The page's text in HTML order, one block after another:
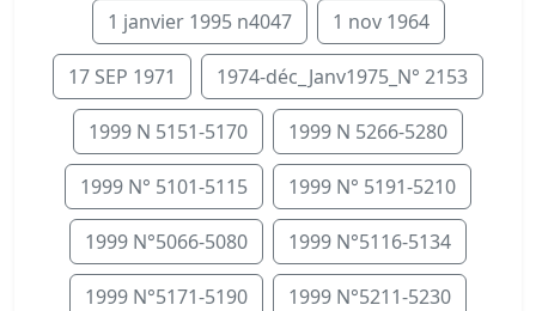
1 janvier 1995 n4047 1 nov 1964
17 SEP 1971 1974-déc_Janv1975_N° 2153
1999 N 5151-5170 1999 N 5266-5280
1999 N° 5101-5115 1999 N° 5191-5210
1999 N°5066-5080 1999 N°5116-5134
1999 N°5171-5190 1999 N°5211-5230